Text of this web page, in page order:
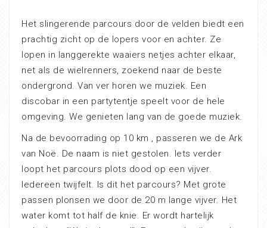
Het slingerende parcours door de velden biedt een
prachtig zicht op de lopers voor en achter. Ze
lopen in langgerekte waaiers netjes achter elkaar,
net als de wielrenners, zoekend naar de beste
ondergrond. Van ver horen we muziek. Een
discobar in een partytentje speelt voor de hele
omgeving. We genieten lang van de goede muziek.
Na de bevoorrading op 10 km , passeren we de Ark
van Noë. De naam is niet gestolen. Iets verder
loopt het parcours plots dood op een vijver.
Iedereen twijfelt. Is dit het parcours? Met grote
passen plonsen we door de 20 m lange vijver. Het
water komt tot half de knie. Er wordt hartelijk